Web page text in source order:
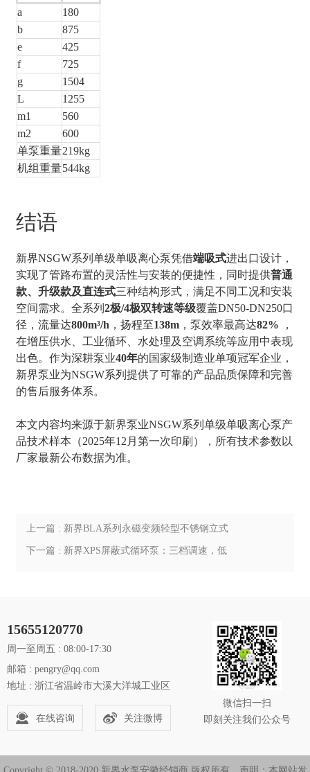
a
180
b
875
e
425
f
725
g
1504
L
1255
m1
560
m2
600
单泵重量219kg
机组重量544kg
结语
新界NSGW系列单级单吸离心泵凭借端吸式进出口设计，
实现了管路布置的灵活性与安装的便捷性，同时提供普通
款、升级款及直连式三种结构形式，满足不同工况和安装
空间需求。全系列2极/4极双转速等级覆盖DN50-DN250口
径，流量达800m³/h ，扬程至138m ，泵效率最高达82% ，
在增压供水、工业循环、水处理及空调系统等应用中表现
出色。作为深耕泵业40年的国家级制造业单项冠军企业，
新界泵业为NSGW系列提供了可靠的产品品质保障和完善
的售后服务体系。
本文内容均来源于新界泵业NSGW系列单级单吸离心泵产
品技术样本（2025年12月第一次印刷），所有技术参数以
厂家最新公布数据为准。
上一篇 : 新界BLA系列永磁变频轻型不锈钢立式
多级离心泵：IE5超高能效管道增压方案
下一篇 : 新界XPS屏蔽式循环泵：三档调速，低
15655120770
周一至周五 : 08:00-17:30
邮箱 : pengry@qq.com
地址 : 浙江省温岭市大溪大洋城工业区
在线咨询 关注微博
微信扫一扫
即刻关注我们公众号